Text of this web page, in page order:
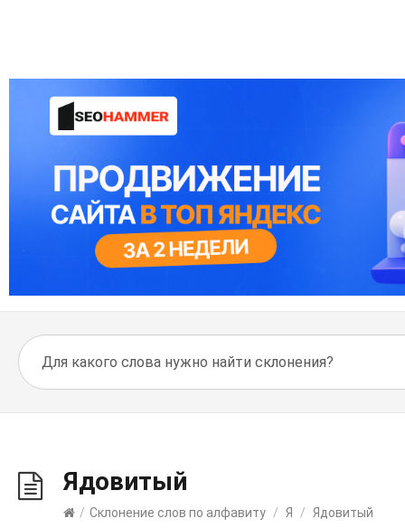
Ядовитый
/ Склонение слов по алфавиту / Я / Ядовитый